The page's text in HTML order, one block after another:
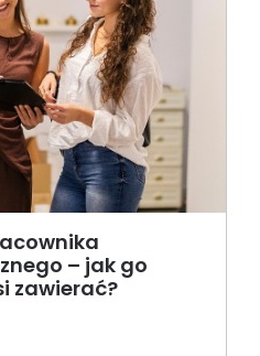
– jak go
zawierać?